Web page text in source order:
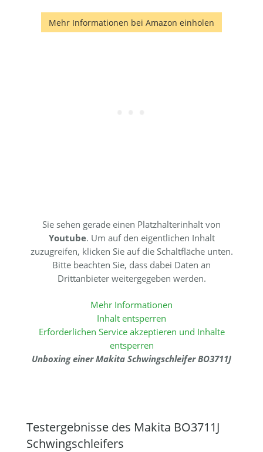
Mehr Informationen bei Amazon einholen
Sie sehen gerade einen Platzhalterinhalt von
Youtube. Um auf den eigentlichen Inhalt
zuzugreifen, klicken Sie auf die Schaltfläche unten.
Bitte beachten Sie, dass dabei Daten an
Drittanbieter weitergegeben werden.
Mehr Informationen
Inhalt entsperren
Erforderlichen Service akzeptieren und Inhalte
entsperren
Unboxing einer Makita Schwingschleifer BO3711J
Testergebnisse des Makita BO3711J
Schwingschleifers